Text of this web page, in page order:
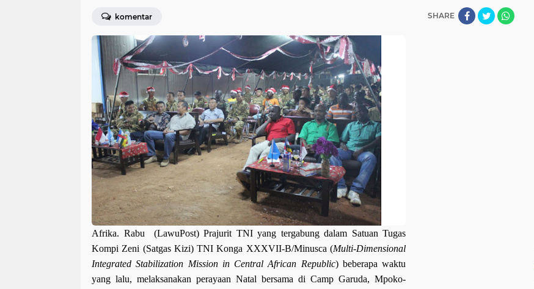
komentar SHARE
Afrika. Rabu (LawuPost) Prajurit TNI yang tergabung dalam Satuan Tugas
Kompi Zeni (Satgas Kizi) TNI Konga XXXVII-B/Minusca (Multi-Dimensional
Integrated Stabilization Mission in Central African Republic) beberapa waktu
yang lalu, melaksanakan perayaan Natal bersama di Camp Garuda, Mpoko-